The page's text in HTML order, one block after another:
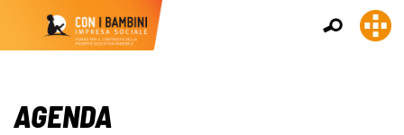
AGENDA